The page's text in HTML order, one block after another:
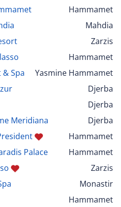
Hammamet
Mahdia
Zarzis
Hammamet
Spa
Yasmine Hammamet
Djerba
Djerba
Meridiana
Djerba
Hammamet
Palace
Hammamet
Zarzis
Monastir
Hammamet